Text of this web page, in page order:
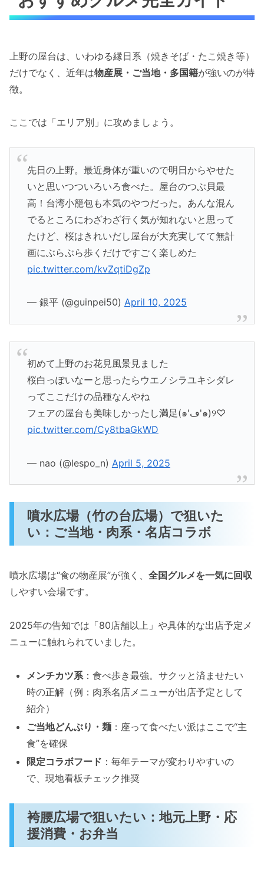
上野の屋台は、いわゆる縁日系（焼きそば・たこ焼き等）
だけでなく、近年は物産展・ご当地・多国籍が強いのが特
徴。
ここでは「エリア別」に攻めましょう。
先日の上野。最近身体が重いので明日からやせた
いと思いつついろいろ食べた。屋台のつぶ貝最
高！台湾小籠包も本気のやつだった。あんな混ん
でるところにわざわざ行く気が知れないと思って
たけど、桜はきれいだし屋台が大充実してて無計
画にぶらぶら歩くだけですごく楽しめた
pic.twitter.com/kvZqtiDgZp
— 銀平 (@guinpei50) April 10, 2025
初めて上野のお花見風景見ました
桜白っぽいなーと思ったらウエノシラユキシダレ
ってここだけの品種なんやね
フェアの屋台も美味しかったし満足(๑'ڡ'๑)୨♡
pic.twitter.com/Cy8tbaGkWD
— nao (@lespo_n) April 5, 2025
噴水広場（竹の台広場）で狙いた
い：ご当地・肉系・名店コラボ
噴水広場は“食の物産展”が強く、 全国グルメを一気に回収
しやすい会場です。
2025年の告知では「80店舗以上」や具体的な出店予定メ
ニューに触れられていました。
メンチカツ系 ：食べ歩き最強。サクッと済ませたい
時の正解（例：肉系名店メニューが出店予定として
紹介）
ご当地どんぶり・麺 ：座って食べたい派はここで“主
食”を確保
限定コラボフード ：毎年テーマが変わりやすいの
で、現地看板チェック推奨
袴腰広場で狙いたい：地元上野・応
援消費・お弁当